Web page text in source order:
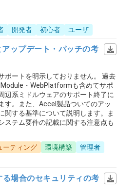
開発者 初心者 ユーザ
ップデート・パッチの考
ポートを明示しておりません。 過去
・WebPlatformも含めてサポ
辺系ミドルウェアのサポート終了に
す。また、Accel製品ついてのアッ
関する基準について説明します。ま
ステム要件の記載に関する注意点も
ーティング 環境構築
管理者
場合のセキュリティの考